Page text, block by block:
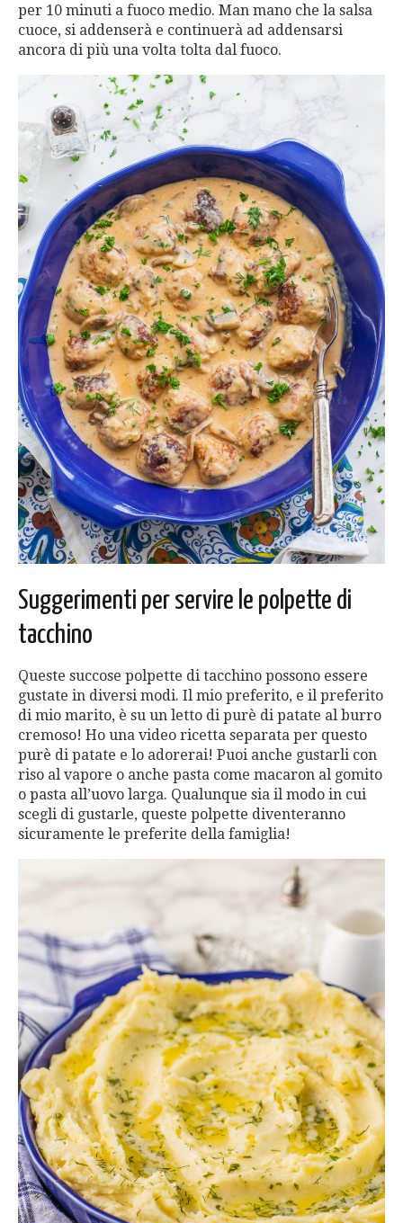
per 10 minuti a fuoco medio. Man mano che la salsa
cuoce, si addenserà e continuerà ad addensarsi
ancora di più una volta tolta dal fuoco.
Suggerimenti per servire le polpette di
tacchino
Queste succose polpette di tacchino possono essere
gustate in diversi modi. Il mio preferito, e il preferito
di mio marito, è su un letto di purè di patate al burro
cremoso! Ho una video ricetta separata per questo
purè di patate e lo adorerai! Puoi anche gustarli con
riso al vapore o anche pasta come macaron al gomito
o pasta all’uovo larga. Qualunque sia il modo in cui
scegli di gustarle, queste polpette diventeranno
sicuramente le preferite della famiglia!